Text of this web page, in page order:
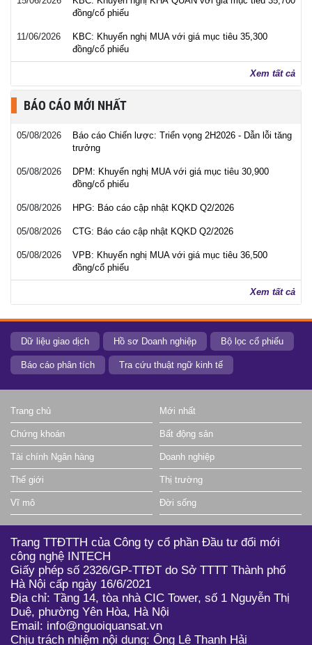
đồng/cổ phiếu
11/06/2026
KBC: Khuyến nghị MUA với giá mục tiêu 35,300
đồng/cổ phiếu
Xem tất cả
BÁO CÁO MỚI NHẤT
05/08/2026
Báo cáo Chiến lược: Triển vọng 2H2026 - Dẫn lỗi tăng
trưởng
05/08/2026
DPM: Khuyến nghị MUA với giá mục tiêu 30,900
đồng/cổ phiếu
05/08/2026 HPG: Báo cáo cập nhật KQKD Q2/2026
05/08/2026 CTG: Báo cáo cập nhật KQKD Q2/2026
05/08/2026
VPB: Khuyến nghị MUA với giá mục tiêu 36,500
đồng/cổ phiếu
Xem tất cả
Dữ liệu giao dịch Hồ sơ Doanh nghiệp Bộ lọc cổ phiếu
Báo cáo phân tích Tra cứu thuật ngữ kinh tế
Trang chủ Mới nhất
Chứng khoán Bất động sản
Tài chính Ngân hàng Doanh nghiệp
Thế giới Thị trường
Vĩ mô Đời sống
Trang TTĐTTH của Công ty cổ phần Đầu tư đổi mới
công nghệ INTECH
Giấy phép số 2326/GP-TTĐT do Sở TTTT Thành phố
Hà Nội cấp ngày 16/6/2021
Địa chỉ: Tầng 14, tòa nhà CIC Tower, số 1 Nguyễn Thị
Duệ, phường Yên Hòa, Hà Nội
Email: info@nguoiquansat.vn
Chịu trách nhiệm nội dung: Ông Lê Thanh Hải